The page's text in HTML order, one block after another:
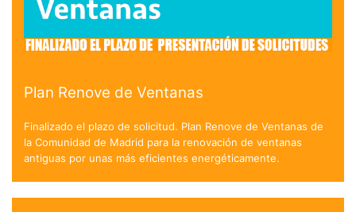
Plan Renove de Ventanas
Finalizado el plazo de solicitud. Plan Renove de Ventanas de
la Comunidad de Madrid para la renovación de ventanas
antiguas por unas más eficientes energéticamente.